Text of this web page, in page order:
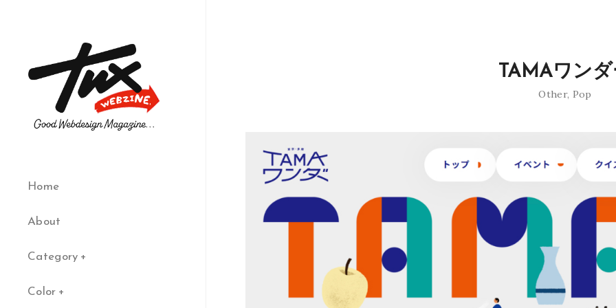
Home
About
Category
Color
TAMAワン
Other, Pop